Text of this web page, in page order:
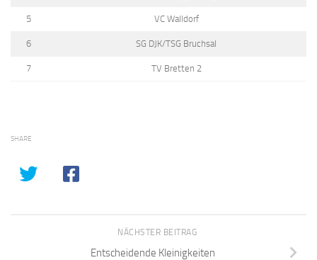
5 VC Walldorf
6 SG DJK/TSG Bruchsal
7 TV Bretten 2
SHARE
NÄCHSTER BEITRAG
Entscheidende Kleinigkeiten